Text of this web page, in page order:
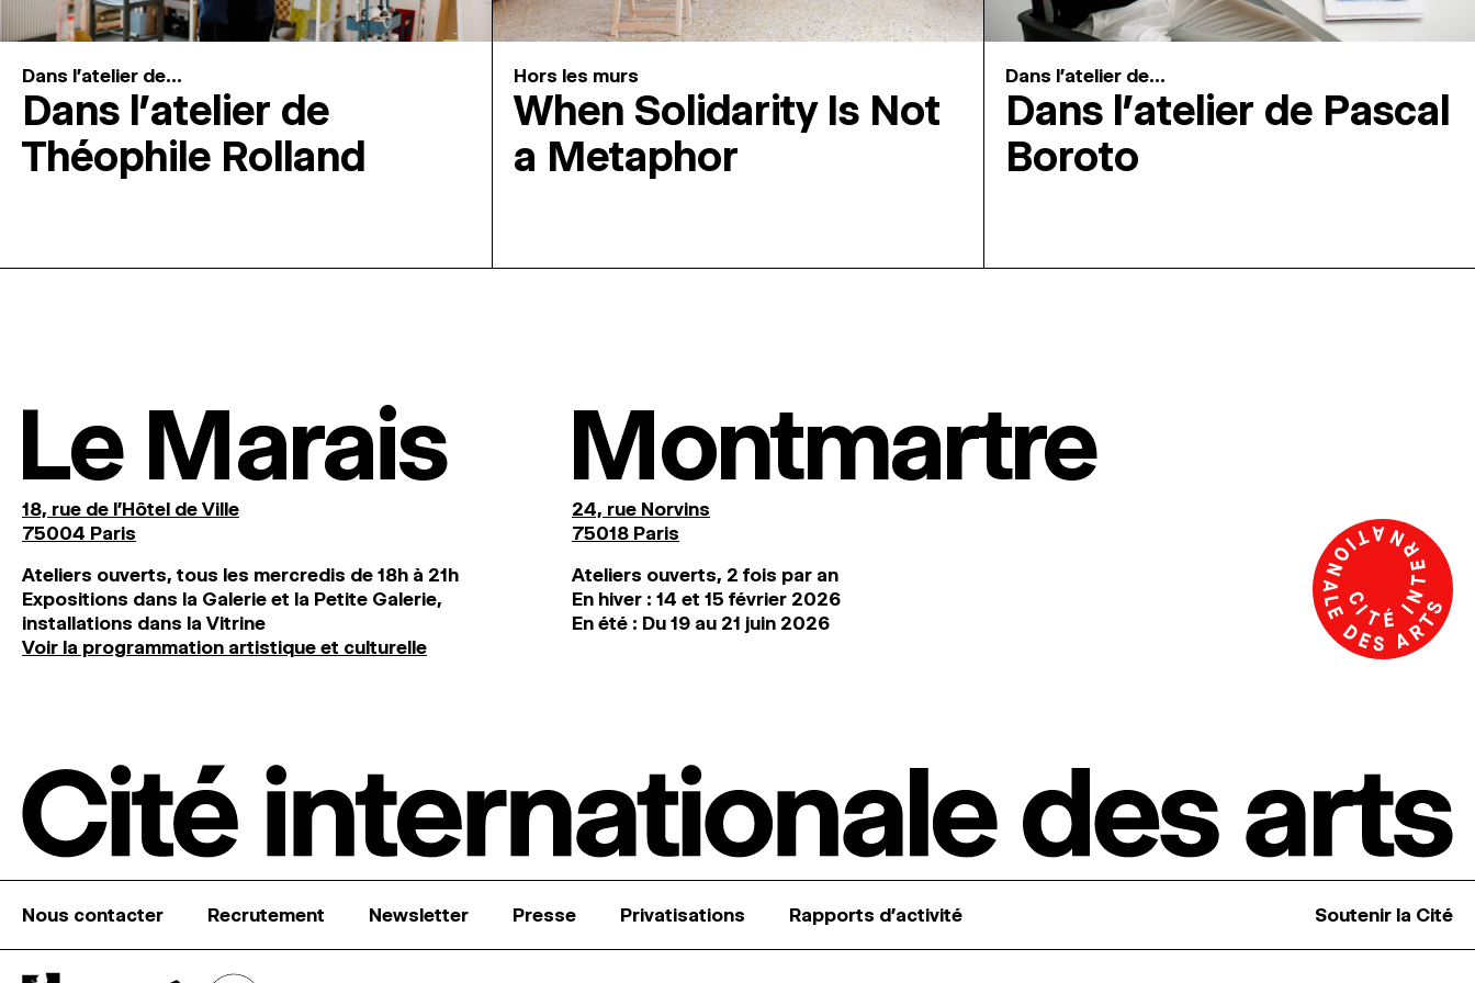
Dans l'atelier de...
Dans l’atelier de
Théophile Rolland
Hors les murs
When Solidarity Is Not
a Metaphor
Dans l'atelier de...
Dans l’atelier de Pascal
Boroto
Le Marais
18, rue de l'Hôtel de Ville
75004 Paris
Ateliers ouverts, tous les mercredis de 18h à 21h
Expositions dans la Galerie et la Petite Galerie,
installations dans la Vitrine
Voir la programmation artistique et culturelle
Montmartre
24, rue Norvins
75018 Paris
Ateliers ouverts, 2 fois par an
En hiver : 14 et 15 février 2026
En été : Du 19 au 21 juin 2026
Nous contacter Recrutement Newsletter Presse Privatisations Rapports d’activité Soutenir la Cité